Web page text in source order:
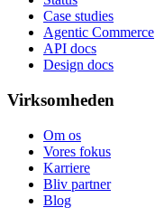
Case studies
Agentic Commerce
API docs
Design docs
Virksomheden
Om os
Vores fokus
Karriere
Bliv partner
Blog